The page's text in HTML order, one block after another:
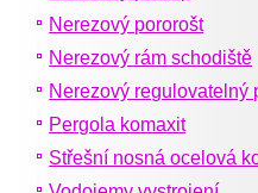
Nerezový pororošt
Nerezový rám schodiště
Nerezový regulovatelný
Pergola komaxit
Střešní nosná ocelová